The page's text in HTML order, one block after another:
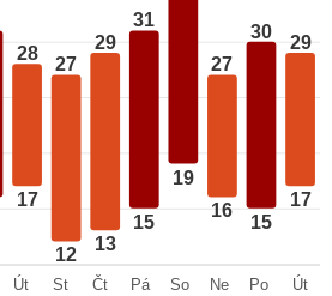
28
17
27
12
29
13
31
15
19
27
16
30
15
29
17
Út
St
Čt
Pá
So
Ne
Po
Út